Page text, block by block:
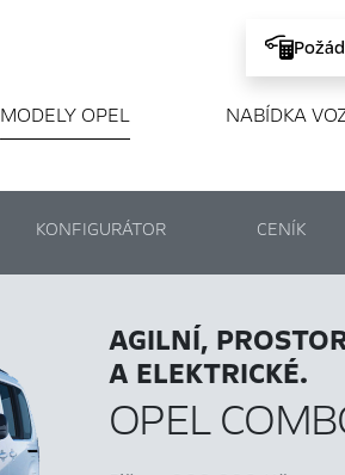
MODELY OPEL NABÍDKA
KONFIGURÁTOR CENÍK
AGILNÍ,
A ELEKTRICKÉ.
OPEL